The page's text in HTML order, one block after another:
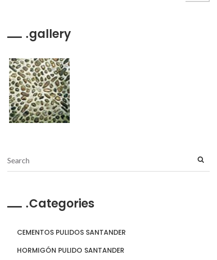
gallery
Categories
CEMENTOS PULIDOS SANTANDER
HORMIGÓN PULIDO SANTANDER